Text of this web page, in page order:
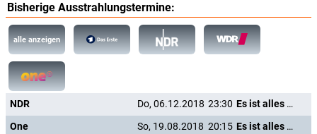
Bisherige Ausstrahlungstermine:
alle anzeigen
NDR Do, 06.12.2018 23:30
Es ist alles in Ordnung
One
So, 19.08.2018 20:15
Es ist alles in Ordnung